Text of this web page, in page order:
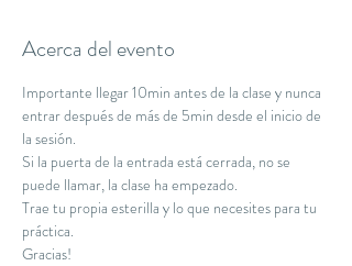
Acerca del evento
Importante llegar 10min antes de la clase y nunca
entrar después de más de 5min desde el inicio de
la sesión.
Si la puerta de la entrada está cerrada, no se
puede llamar, la clase ha empezado.
Trae tu propia esterilla y lo que necesites para tu
práctica.
Gracias!